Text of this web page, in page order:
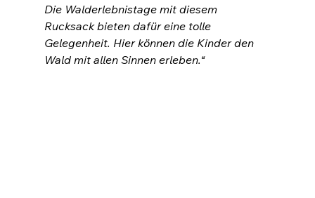
Die Walderlebnistage mit diesem
Rucksack bieten dafür eine tolle
Gelegenheit. Hier können die Kinder den
Wald mit allen Sinnen erleben.“